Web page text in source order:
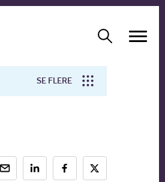
SE FLERE